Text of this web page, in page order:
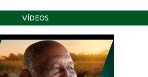
VÍDEOS